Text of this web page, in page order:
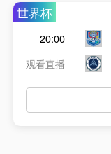
世界杯
20:00
观看直播